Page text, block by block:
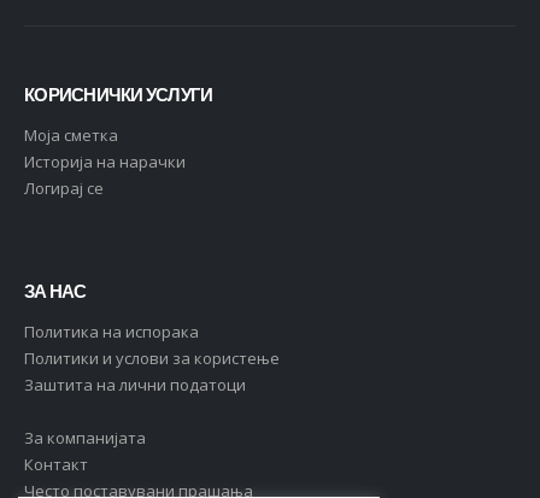
КОРИСНИЧКИ УСЛУГИ
Moja сметка
Историја на нарачки
Логирај се
ЗА НАС
Политика на испорака
Политики и услови за користење
Заштита на лични податоци
За компанијата
Контакт
Често поставувани прашања